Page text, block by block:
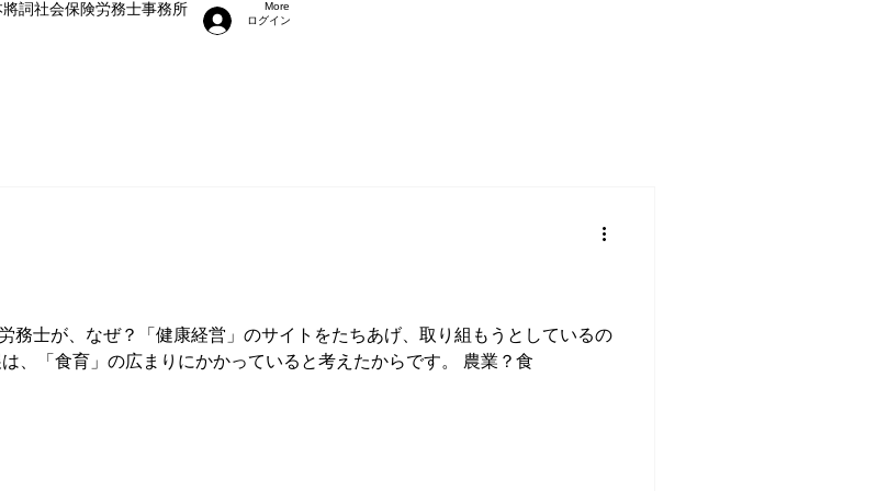
將詞社会保険労務士事務所
More
ログイン
務士が、なぜ？「健康経営」のサイトをたちあげ、取り組もうとしているの
、「食育」の広まりにかかっていると考えたからです。 農業？食